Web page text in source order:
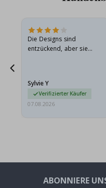
Die Designs sind
entzückend, aber sie
sie…
Sylvie Y
Verifizierter Käufer
07.08.2026
ABONNIERE